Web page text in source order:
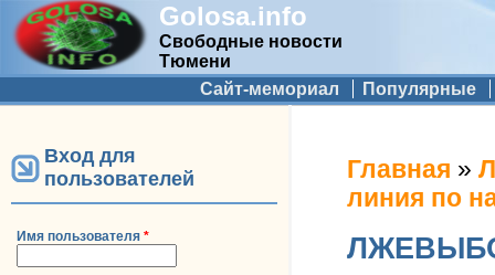
Golosa.info
Свободные новости
Тюмени
Дополнительное меню
Сайт-мемориал Популярные
Вход для
пользователей
Имя пользователя *
Вы здесь
Главная »
линия по